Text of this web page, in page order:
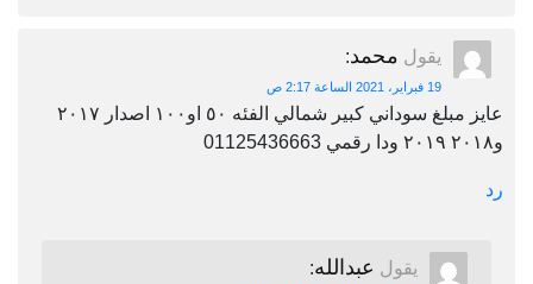
يقول محمد:
19 فبراير، 2021 الساعة 2:17 ص
عايز مبلغ سوداني كبير شمالي الفئه ٥٠ او١٠٠ اصدار ٢٠١٧
و٢٠١٨ ٢٠١٩ ودا رقمي 01125436663
رد
يقول عبدالله: